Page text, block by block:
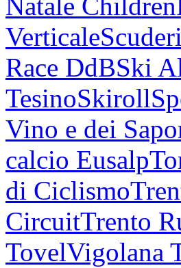
Verticale
Race DdBSki
TesinoSkiroll
Vino e dei
calcio Eusalp
di Ciclismo
CircuitTrento
TovelVigolana